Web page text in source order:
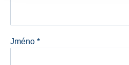
Jméno *